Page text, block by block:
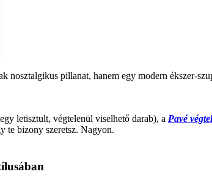
nosztalgikus pillanat, hanem egy modern ékszer-
letisztult, végtelenül viselhető darab), a Pavé
te bizony szeretsz. Nagyon.